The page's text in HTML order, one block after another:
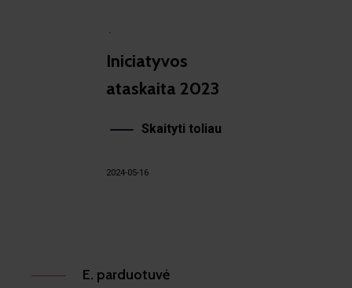
·
Iniciatyvos
ataskaita 2023
Skaityti toliau
2024-05-16
E. parduotuvė